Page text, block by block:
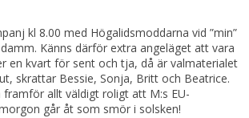
kl 8.00 med Högalidsmoddarna vid ”min”
Känns därför extra angeläget att vara
en kvart för sent och tja, då är valmaterialet
skrattar Bessie, Sonja, Britt och Beatrice.
allt väldigt roligt att M:s EU-
går åt som smör i solsken!